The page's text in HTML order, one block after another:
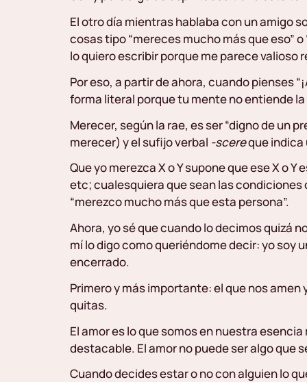
El otro día mientras hablaba con un amigo
cosas tipo “mereces mucho más que eso”
lo quiero escribir porque me parece valioso
Por eso, a partir de ahora, cuando pienses
forma literal porque tu mente no entiende
Merecer, según la rae, es ser “digno de un
merecer) y el sufijo verbal -scereque indica
Que yo merezca X o Y supone que ese X o
etc; cualesquiera que sean las
“merezco mucho más que esta persona”.
Ahora, yo sé que cuando lo decimos quizá
mí lo digo como queriéndome decir: yo soy
encerrado.
Primero y más importante: el que nos amen
quitas.
El amor es lo que somos en nuestra
destacable. El amor no puede ser algo
Cuando decides estar o no con alguien lo